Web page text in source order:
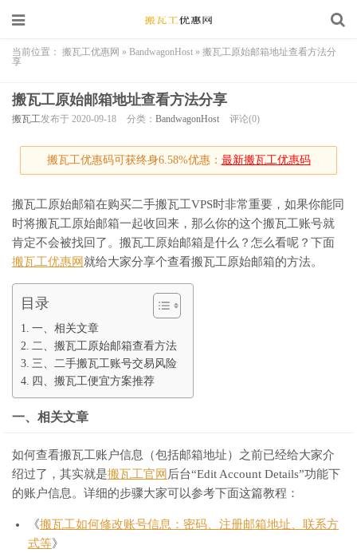
当前位置： 搬瓦工优惠网 » BandwagonHost » 搬瓦工原始邮箱地址查看方法分
享
搬瓦工原始邮箱地址查看方法分享
搬瓦工发布于 2020-09-18 分类： BandwagonHost 评论(0)
搬瓦工优惠码可获终身6.58%优惠： 最新搬瓦工优惠码
搬瓦工原始邮箱在购买二手搬瓦工VPS时非常重要，如果你能同
时将搬瓦工原始邮箱一起收回来，那么你的这个搬瓦工账号就
肯定不会被找回了。搬瓦工原始邮箱是什么？怎么看呢？下面
搬瓦工优惠网 就给大家分享个查看搬瓦工原始邮箱的方法。
目录
一、相关文章
二、搬瓦工原始邮箱查看方法
三、二手搬瓦工账号交易风险
四、搬瓦工便宜方案推荐
一、相关文章
如何查看搬瓦工账户信息（包括邮箱地址）之前已经给大家介
绍过了，其实就是搬瓦工官网 后台“Edit Account Details”功能下
的账户信息。详细的步骤大家可以参考下面这篇教程：
《搬瓦工如何修改账号信息：密码、注册邮箱地址、联系方
式等》